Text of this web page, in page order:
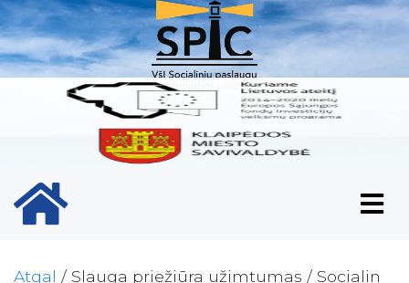
Atgal / Slauga priežiūra užimtumas / Socialin